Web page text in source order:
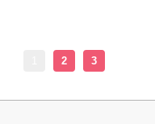
2 3